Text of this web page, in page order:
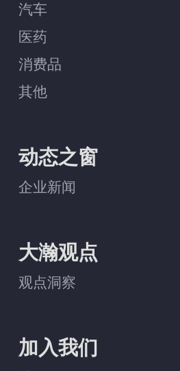
汽车
医药
消费品
其他
动态之窗
企业新闻
大瀚观点
观点洞察
加入我们